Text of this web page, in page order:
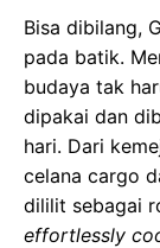
Bisa dibilang,
pada batik.
budaya tak
dipakai dan
hari. Dari
celana cargo
dililit sebagai
effortlessly